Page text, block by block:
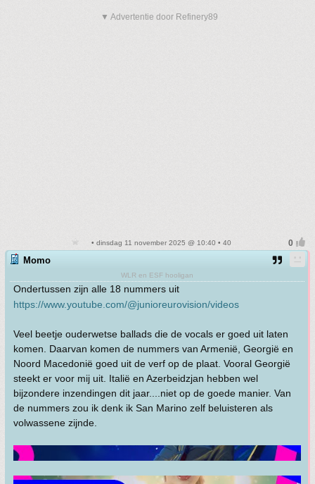
▼ Advertentie door Refinery89
• dinsdag 11 november 2025 @ 10:40 • 40
Momo
WLR en ESF hooligan
Ondertussen zijn alle 18 nummers uit
https://www.youtube.com/@junioreurovision/videos
Veel beetje ouderwetse ballads die de vocals er goed uit laten
komen. Daarvan komen de nummers van Armenië, Georgië en
Noord Macedonië goed uit de verf op de plaat. Vooral Georgië
steekt er voor mij uit. Italië en Azerbeidzjan hebben wel
bijzondere inzendingen dit jaar....niet op de goede manier. Van
de nummers zou ik denk ik San Marino zelf beluisteren als
volwassene zijnde.